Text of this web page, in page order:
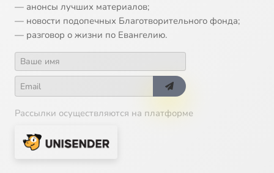
— анонсы лучших материалов;
— новости подопечных Благотворительного фонда;
— разговор о жизни по Евангелию.
Рассылки осуществляются на платформе